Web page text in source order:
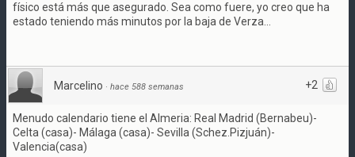
físico está más que asegurado. Sea como fuere, yo creo que ha
estado teniendo más minutos por la baja de Verza...
+2
Marcelino · hace 588 semanas
Menudo calendario tiene el Almeria: Real Madrid (Bernabeu)-
Celta (casa)- Málaga (casa)- Sevilla (Schez.Pizjuán)-
Valencia(casa)